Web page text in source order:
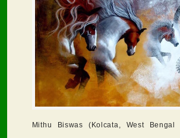
Mithu Biswas (Kolcata, West